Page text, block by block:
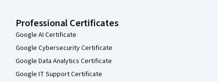
Professional Certificates
Google AI Certificate
Google Cybersecurity Certificate
Google Data Analytics Certificate
Google IT Support Certificate